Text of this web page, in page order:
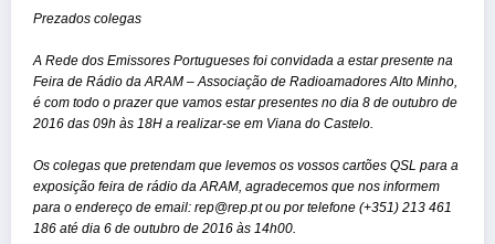
Prezados colegas
A Rede dos Emissores Portugueses foi convidada a estar presente na
Feira de Rádio da ARAM – Associação de Radioamadores Alto Minho,
é com todo o prazer que vamos estar presentes no dia 8 de outubro de
2016 das 09h às 18H a realizar-se em Viana do Castelo.
Os colegas que pretendam que levemos os vossos cartões QSL para a
exposição feira de rádio da ARAM, agradecemos que nos informem
para o endereço de email: rep@rep.ptou por telefone (+351) 213 461
186 até dia 6 de outubro de 2016 às 14h00.